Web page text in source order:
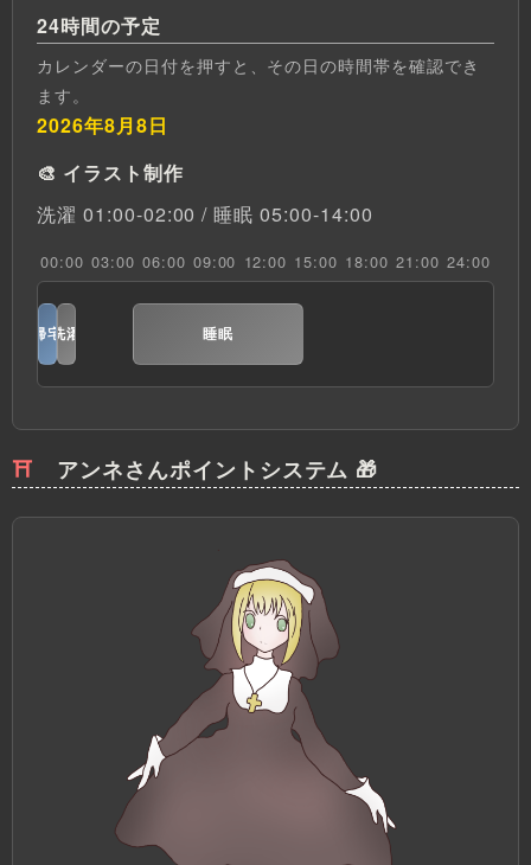
24時間の予定
カレンダーの日付を押すと、その日の時間帯を確認でき
ます。
2026年8月8日
🎨 イラスト制作
洗濯 01:00-02:00 / 睡眠 05:00-14:00
00:00 03:00 06:00 09:00 12:00 15:00 18:00 21:00 24:00
帰宅洗濯 睡眠
アンネさんポイントシステム 🎁